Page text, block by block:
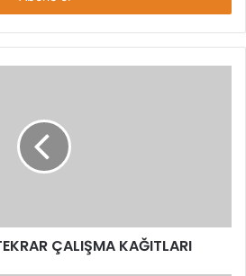
ÇALIŞMA KAĞITLARI